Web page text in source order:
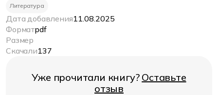
Литература
Дата добавления11.08.2025
Форматpdf
Размер
Скачали137
Уже прочитали книгу? Оставьте
отзыв